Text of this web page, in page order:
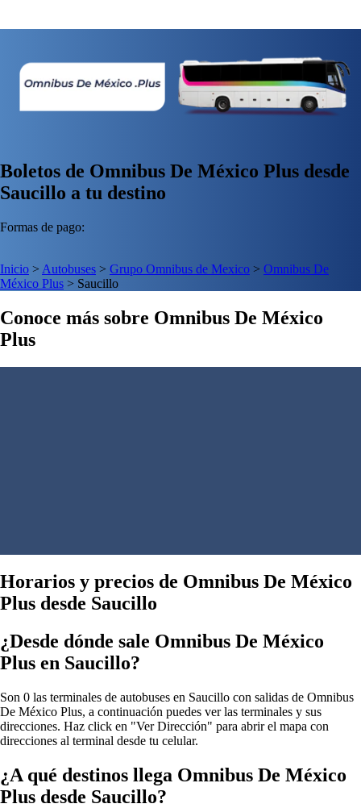
Boletos de Omnibus De México Plus desde
Saucillo a tu destino
Formas de pago:
Inicio > Autobuses > Grupo Omnibus de Mexico > Omnibus De
México Plus > Saucillo
Conoce más sobre Omnibus De México
Plus
Horarios y precios de Omnibus De México
Plus desde Saucillo
¿Desde dónde sale Omnibus De México
Plus en Saucillo?
Son 0 las terminales de autobuses en Saucillo con salidas de Omnibus
De México Plus, a continuación puedes ver las terminales y sus
direcciones. Haz click en "Ver Dirección" para abrir el mapa con
direcciones al terminal desde tu celular.
¿A qué destinos llega Omnibus De México
Plus desde Saucillo?